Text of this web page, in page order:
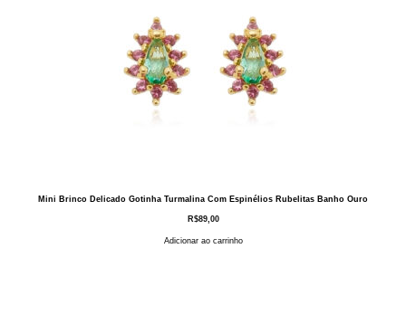
Mini Brinco Delicado Gotinha Turmalina Com Espinélios Rubelitas Banho Ouro
R$89,00
Adicionar ao carrinho